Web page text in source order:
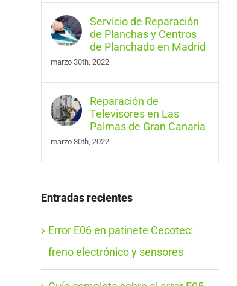
Servicio de Reparación
de Planchas y Centros
de Planchado en Madrid
marzo 30th, 2022
Reparación de
Televisores en Las
Palmas de Gran Canaria
marzo 30th, 2022
Entradas recientes
Error E06 en patinete Cecotec:
freno electrónico y sensores